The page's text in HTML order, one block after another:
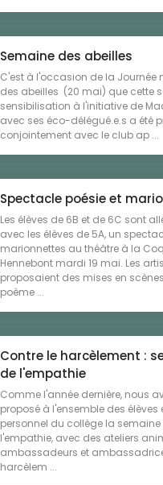
Semaine des abeilles
C'est à l'occasion de la Journée
des abeilles (20 mai) que cette
sensibilisation à l'initiative de
avec ses éco-délégué.e.s a été
conjointement avec le club ap ...
Spectacle poésie et
Les élèves de 6B et de 6C sont
avec les élèves de 5A, un
marionnettes au théâtre à la
Hennebont mardi 19 mai. Les
proposaient des mises en
poème ...
Contre le harcèlement :
de l'empathie
Comme l'année dernière, nous
proposé à l'ensemble des élèves
personnel du collège la semaine
l'empathie, avec des ateliers
ambassadeurs et
harcèlem ...